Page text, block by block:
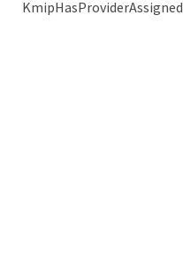
KmipHasProviderAssigned